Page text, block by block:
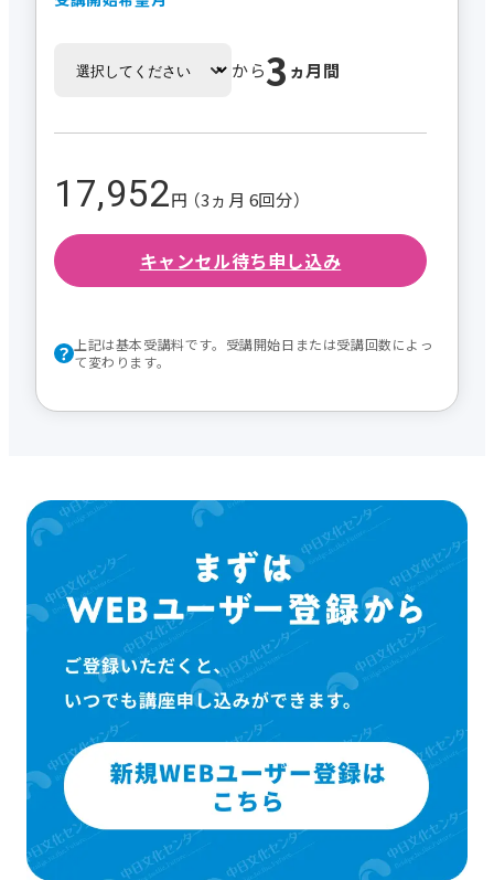
から3 ヵ月間
17,952円 （3ヵ月 6回分）
キャンセル待ち申し込み
上記は基本受講料です。受講開始日または受講回数によっ
て変わります。